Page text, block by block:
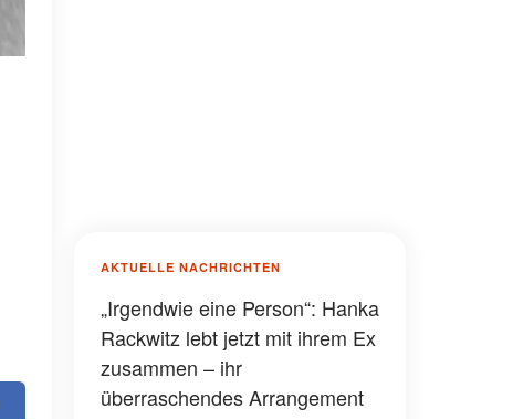
AKTUELLE NACHRICHTEN
„Irgendwie eine Person“: Hanka
Rackwitz lebt jetzt mit ihrem Ex
zusammen – ihr
überraschendes Arrangement